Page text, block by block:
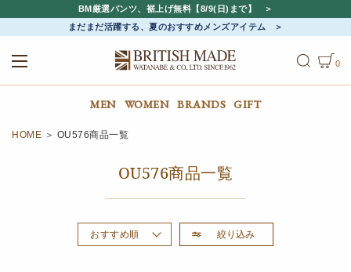
BM厳選パンツ、裾上げ無料【8/9(日)まで】
まだまだ活躍する、夏のおすすめメンズアイテム
0
MEN WOMEN BRANDS GIFT
HOME OU576商品一覧
OU576商品一覧
絞り込み
おすすめ順